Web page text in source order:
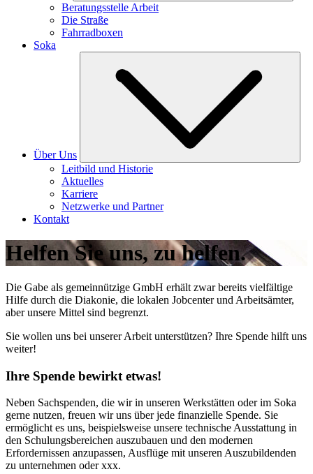
Beratungsstelle Arbeit
Die Straße
Fahrradboxen
Soka
Über Uns
Leitbild und Historie
Aktuelles
Karriere
Netzwerke und Partner
Kontakt
Helfen Sie uns, zu helfen.
Die Gabe als gemeinnützige GmbH erhält zwar bereits vielfältige
Hilfe durch die Diakonie, die lokalen Jobcenter und Arbeitsämter,
aber unsere Mittel sind begrenzt.
Sie wollen uns bei unserer Arbeit unterstützen? Ihre Spende hilft uns
weiter!
Ihre Spende bewirkt etwas!
Neben Sachspenden, die wir in unseren Werkstätten oder im Soka
gerne nutzen, freuen wir uns über jede finanzielle Spende. Sie
ermöglicht es uns, beispielsweise unsere technische Ausstattung in
den Schulungsbereichen auszubauen und den modernen
Erfordernissen anzupassen, Ausflüge mit unseren Auszubildenden
zu unternehmen oder xxx.